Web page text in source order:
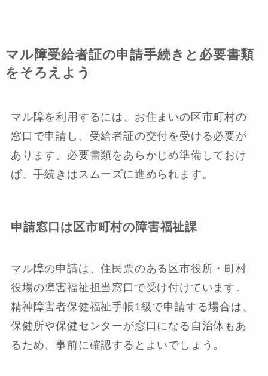
マル障受給者証の申請手続きと必要書類
をそろえよう
マル障を利用するには、お住まいの区市町村の
窓口で申請し、受給者証の交付を受ける必要が
あります。必要書類をあらかじめ準備しておけ
ば、手続きはスムーズに進められます。
申請窓口は区市町村の障害福祉課
マル障の申請は、住民票のある区市役所・町村
役場の障害福祉担当窓口で受け付けています。
精神障害者保健福祉手帳1級で申請する場合は、
保健所や保健センターが窓口になる自治体もあ
るため、事前に確認するとよいでしょう。